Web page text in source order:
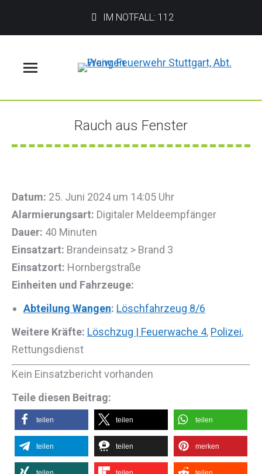
IM NOTFALL: 112
Rauch aus Fenster
Sie befinden sich hier:
Datum: 25. Juni 2024 um 14:05 Uhr
Alarmierungsart: Digitaler Meldeempfänger
Dauer: 40 Minuten
Einsatzart: Brandeinsatz > Brand 3
Einsatzort: Hornbergstraße
Einheiten und Fahrzeuge:
Abteilung Wangen: Löschfahrzeug 8/6
Weitere Kräfte: Löschzug | Feuerwache 4, Polizei,
Rettungsdienst
Kein Einsatzbericht vorhanden
Teile diesen Beitrag:
teilen teilen teilen
teilen teilen merken